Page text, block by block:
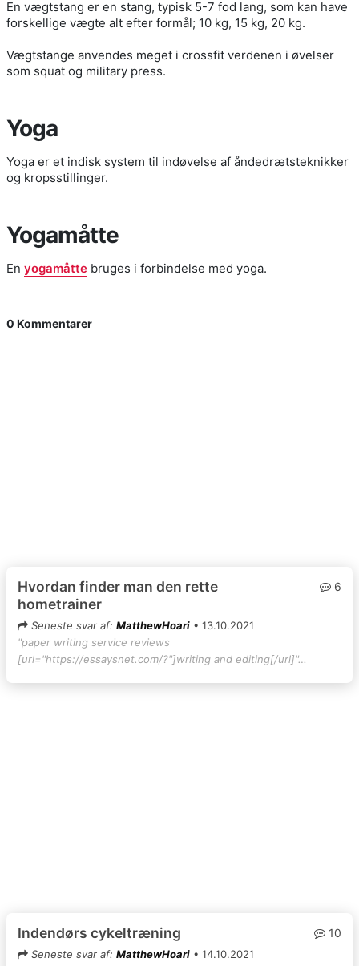
En vægtstang er en stang, typisk 5-7 fod lang, som kan have
forskellige vægte alt efter formål; 10 kg, 15 kg, 20 kg.
Vægtstange anvendes meget i crossfit verdenen i øvelser
som squat og military press.
Yoga
Yoga er et indisk system til indøvelse af åndedrætsteknikker
og kropsstillinger.
Yogamåtte
En yogamåtte bruges i forbindelse med yoga.
0 Kommentarer
Hvordan finder man den rette
hometrainer
6
Seneste svar af: MatthewHoari • 13.10.2021
"paper writing service reviews
[url="https://essaysnet.com/?"]writing and editing[/url]"…
Indendørs cykeltræning 10
Seneste svar af: MatthewHoari • 14.10.2021